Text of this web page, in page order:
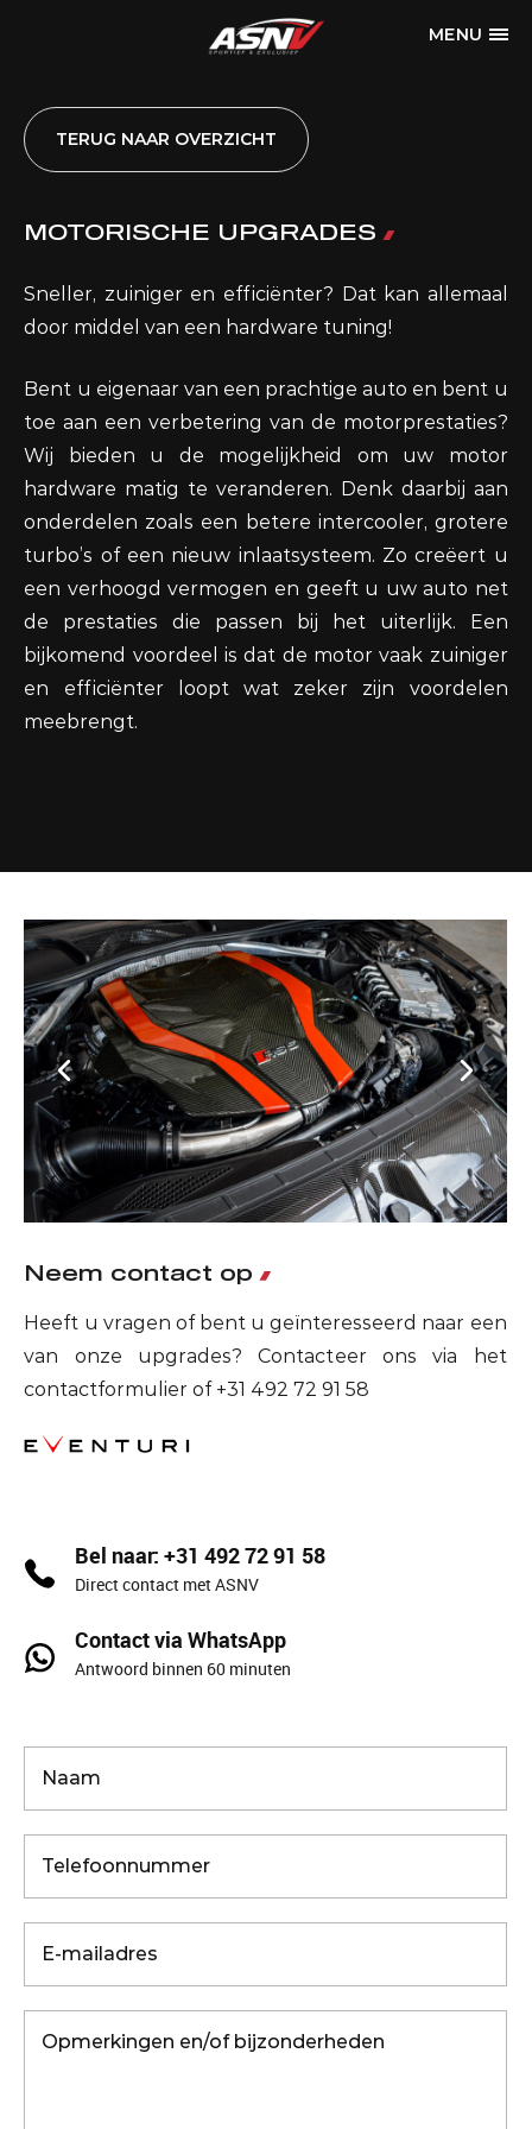
MENU
TERUG NAAR OVERZICHT
MOTORISCHE UPGRADES
Sneller, zuiniger en efficiënter? Dat kan allemaal
door middel van een hardware tuning!
Bent u eigenaar van een prachtige auto en bent u
toe aan een verbetering van de motorprestaties?
Wij bieden u de mogelijkheid om uw motor
hardware matig te veranderen. Denk daarbij aan
onderdelen zoals een betere intercooler, grotere
turbo’s of een nieuw inlaatsysteem. Zo creëert u
een verhoogd vermogen en geeft u uw auto net
de prestaties die passen bij het uiterlijk. Een
bijkomend voordeel is dat de motor vaak zuiniger
en efficiënter loopt wat zeker zijn voordelen
meebrengt.
Neem contact op
Heeft u vragen of bent u geïnteresseerd naar een
van onze upgrades? Contacteer ons via het
contactformulier of +31 492 72 91 58
Bel naar: +31 492 72 91 58
Direct contact met ASNV
Contact via WhatsApp
Antwoord binnen 60 minuten